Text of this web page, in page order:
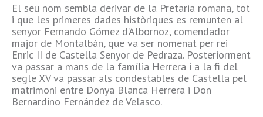
El seu nom sembla derivar de la Pretaria romana, tot
i que les primeres dades històriques es remunten al
senyor Fernando Gómez d’Albornoz, comendador
major de Montalbán, que va ser nomenat per rei
Enric II de Castella Senyor de Pedraza. Posteriorment
va passar a mans de la família Herrera i a la fi del
segle XV va passar als condestables de Castella pel
matrimoni entre Donya Blanca Herrera i Don
Bernardino Fernández de Velasco.